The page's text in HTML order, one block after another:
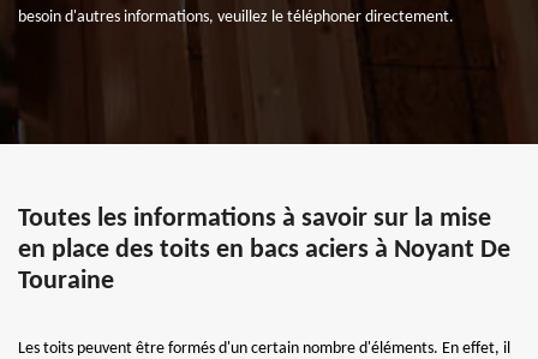
besoin d'autres informations, veuillez le téléphoner directement.
Toutes les informations à savoir sur la mise
en place des toits en bacs aciers à Noyant De
Touraine
Les toits peuvent être formés d'un certain nombre d'éléments. En effet, il